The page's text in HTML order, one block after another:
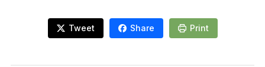
Tweet Share Print